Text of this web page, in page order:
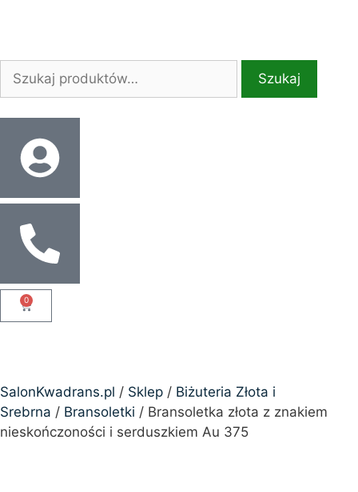
Szukaj
0
SalonKwadrans.pl / Sklep / Biżuteria Złota i
Srebrna / Bransoletki / Bransoletka złota z znakiem
nieskończoności i serduszkiem Au 375